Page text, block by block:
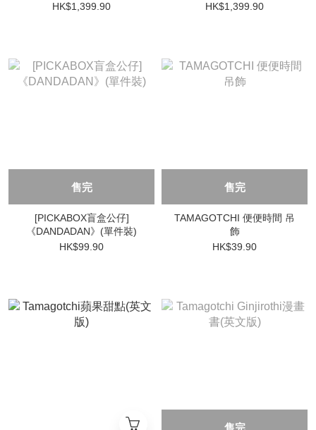
HK$1,399.90
HK$1,399.90
售完
[PICKABOX盲盒公仔]
《DANDADAN》(單件裝)
HK$99.90
售完
TAMAGOTCHI 便便時間 吊
飾
HK$39.90
售完